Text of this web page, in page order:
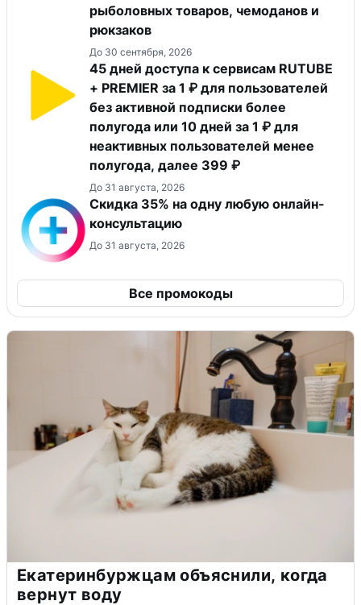
рыболовных товаров, чемоданов и
рюкзаков
До 30 сентября, 2026
45 дней доступа к сервисам RUTUBE
+ PREMIER за 1 ₽ для пользователей
без активной подписки более
полугода или 10 дней за 1 ₽ для
неактивных пользователей менее
полугода, далее 399 ₽
До 31 августа, 2026
Скидка 35% на одну любую онлайн-
консультацию
До 31 августа, 2026
Все промокоды
Екатеринбуржцам объяснили, когда
вернут воду